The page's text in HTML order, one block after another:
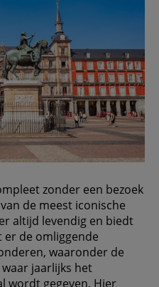
zonder een bezoek
de meest iconische
altijd levendig en biedt
er de omliggende
waaronder de
waar jaarlijks het
wordt gegeven. Hier